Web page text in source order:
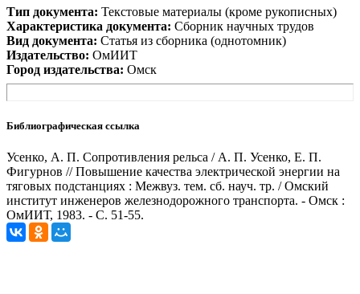
Тип документа: Текстовые материалы (кроме рукописных)
Характеристика документа: Сборник научных трудов
Вид документа: Статья из сборника (однотомник)
Издательство: ОмИИТ
Город издательства: Омск
Библиографическая ссылка
Усенко, А. П. Сопротивления рельса / А. П. Усенко, Е. П.
Фигурнов // Повышение качества электрической энергии на
тяговых подстанциях : Межвуз. тем. сб. науч. тр. / Омский
институт инженеров железнодорожного транспорта. - Омск :
ОмИИТ, 1983. - С. 51-55.